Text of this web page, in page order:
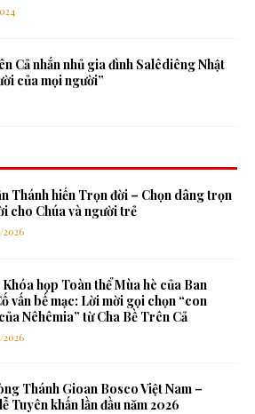
Cả nhắn nhủ gia đình Salêdiêng Nhật
của mọi người”
Thánh hiến Trọn đời – Chọn dâng trọn
cho Chúa và người trẻ
Khóa họp Toàn thể Mùa hè của Ban
vấn bế mạc: Lời mời gọi chọn “con
Nêhêmia” từ Cha Bề Trên Cả
Thánh Gioan Bosco Việt Nam –
Tuyên khấn lần đầu năm 2026